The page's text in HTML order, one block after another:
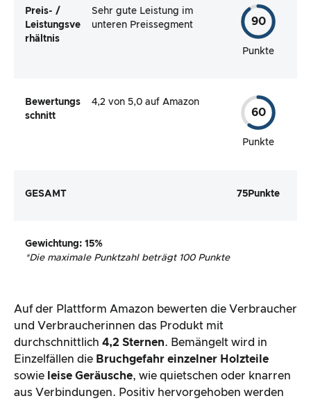
Preis- /
Leistungsve
rhältnis
Sehr gute Leistung im
unteren Preissegment
90
Punkte
Bewertungs
schnitt
4,2 von 5,0 auf Amazon
60
Punkte
GESAMT 75 Punkte
Gewichtung: 15%
*Die maximale Punktzahl beträgt 100 Punkte
Auf der Plattform Amazon bewerten die Verbraucher
und Verbraucherinnen das Produkt mit
durchschnittlich 4,2 Sternen. Bemängelt wird in
Einzelfällen die Bruchgefahr einzelner Holzteile
sowie leise Geräusche, wie quietschen oder knarren
aus Verbindungen. Positiv hervorgehoben werden